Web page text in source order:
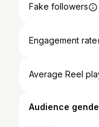
Fake followers
Engagement rate
Average Reel
Audience